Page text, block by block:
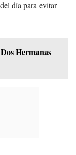
día para evitar
Hermanas